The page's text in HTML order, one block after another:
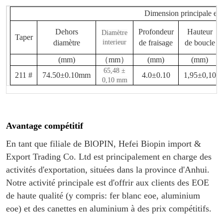
Dimension principale et
Taper
Dehors
diamètre
Diamètre
interieur
Profondeur
de fraisage
Hauteur
de boucle
(mm)
（mm） (mm)
(mm)
211 #
74.50±0.10mm
65,48 ±
0,10 mm
4.0±0.10 1,95±0,10
Avantage compétitif
En tant que filiale de BlOPIN, Hefei Biopin import &
Export Trading Co. Ltd est principalement en charge des
activités d'exportation, situées dans la province d'Anhui.
Notre activité principale est d'offrir aux clients des EOE
de haute qualité (y compris: fer blanc eoe, aluminium
eoe) et des canettes en aluminium à des prix compétitifs.